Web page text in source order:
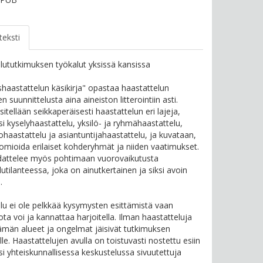
työkalut yksissä kansissa
käsikirja" opastaa haastattelun
suunnittelusta aina aineiston litterointiin asti.
seikkaperäisesti haastattelun eri lajeja,
kyselyhaastattelu, yksilö- ja ryhmähaastattelu,
ja asiantuntijahaastattelu, ja kuvataan,
erilaiset kohderyhmät ja niiden vaatimukset.
myös pohtimaan vuorovaikutusta
joka on ainutkertainen ja siksi avoin
ei ole pelkkää kysymysten esittämistä vaan
voi ja kannattaa harjoitella. Ilman haastatteluja
alueet ja ongelmat jäisivät tutkimuksen
Haastattelujen avulla on toistuvasti nostettu esiin
yhteiskunnallisessa keskustelussa sivuutettuja